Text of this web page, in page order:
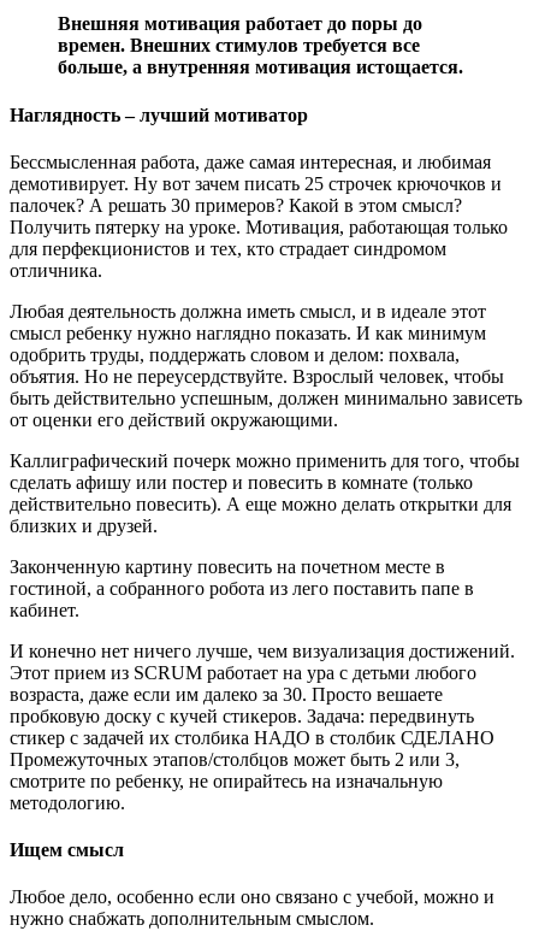
Внешняя мотивация работает до поры до
времен. Внешних стимулов требуется все
больше, а внутренняя мотивация истощается.
Наглядность – лучший мотиватор
Бессмысленная работа, даже самая интересная, и любимая
демотивирует. Ну вот зачем писать 25 строчек крючочков и
палочек? А решать 30 примеров? Какой в этом смысл?
Получить пятерку на уроке. Мотивация, работающая только
для перфекционистов и тех, кто страдает синдромом
отличника.
Любая деятельность должна иметь смысл, и в идеале этот
смысл ребенку нужно наглядно показать. И как минимум
одобрить труды, поддержать словом и делом: похвала,
объятия. Но не переусердствуйте. Взрослый человек, чтобы
быть действительно успешным, должен минимально зависеть
от оценки его действий окружающими.
Каллиграфический почерк можно применить для того, чтобы
сделать афишу или постер и повесить в комнате (только
действительно повесить). А еще можно делать открытки для
близких и друзей.
Законченную картину повесить на почетном месте в
гостиной, а собранного робота из лего поставить папе в
кабинет.
И конечно нет ничего лучше, чем визуализация достижений.
Этот прием из SCRUM работает на ура с детьми любого
возраста, даже если им далеко за 30. Просто вешаете
пробковую доску с кучей стикеров. Задача: передвинуть
стикер с задачей их столбика НАДО в столбик СДЕЛАНО
Промежуточных этапов/столбцов может быть 2 или 3,
смотрите по ребенку, не опирайтесь на изначальную
методологию.
Ищем смысл
Любое дело, особенно если оно связано с учебой, можно и
нужно снабжать дополнительным смыслом.